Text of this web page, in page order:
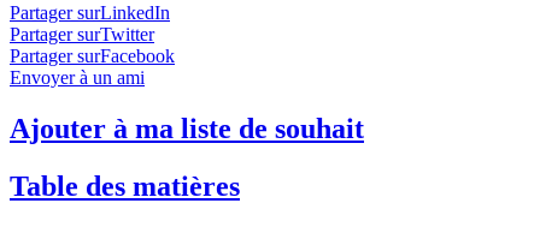
Partager surLinkedIn
Partager surTwitter
Partager surFacebook
Envoyer à un ami
Ajouter à ma liste de souhait
Table des matières